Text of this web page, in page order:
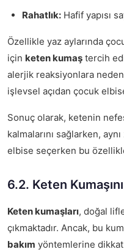
Rahatlık: Hafif yapısı
Özellikle yaz aylarında
için keten kumaş tercih
alerjik reaksiyonlara neden
işlevsel açıdan çocuk
Sonuç olarak, ketenin
kalmalarını sağlarken,
elbise seçerken bu
6.2. Keten
Keten kumaşları, doğal
çıkmaktadır. Ancak, bu
bakım yöntemlerine dikkat